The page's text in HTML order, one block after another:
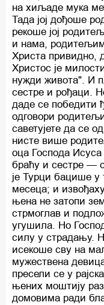
на хиљаде мука
Тада јој дођоше
рекоше јој
и нама,
Христа привидно,
Христос је
нужди живота". И
сестре и рођаци.
даде се победити
одговори
саветујете да се
нисте више
оца Господа
браћу и сестре —
је Турци бацише у
месеца; и
њена не затопи
стрмоглав и
угушила. Но
силу у страдању.
исекоше сву на
мужествена
пресели се у
њених моштију
домовима ради